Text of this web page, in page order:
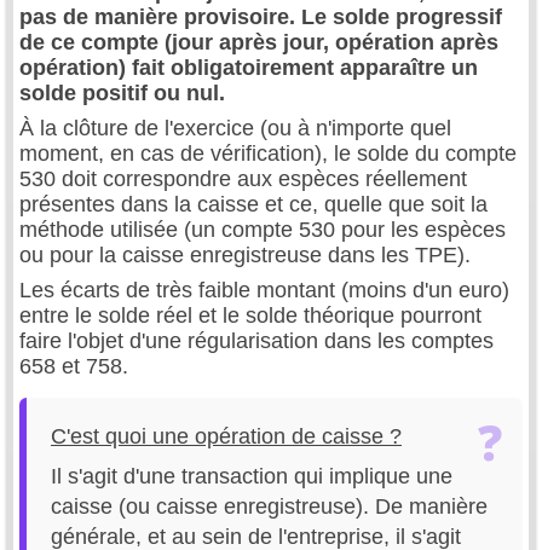
pas de manière provisoire. Le solde progressif
de ce compte (jour après jour, opération après
opération) fait obligatoirement apparaître un
solde positif ou nul.
À la clôture de l'exercice (ou à n'importe quel
moment, en cas de vérification), le solde du compte
530 doit correspondre aux espèces réellement
présentes dans la caisse et ce, quelle que soit la
méthode utilisée (un compte 530 pour les espèces
ou pour la caisse enregistreuse dans les TPE).
Les écarts de très faible montant (moins d'un euro)
entre le solde réel et le solde théorique pourront
faire l'objet d'une régularisation dans les comptes
658 et 758.
C'est quoi une opération de caisse ?
Il s'agit d'une transaction qui implique une
caisse (ou caisse enregistreuse). De manière
générale, et au sein de l'entreprise, il s'agit